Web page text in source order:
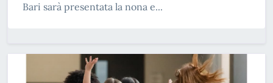
Bari sarà presentata la nona e...